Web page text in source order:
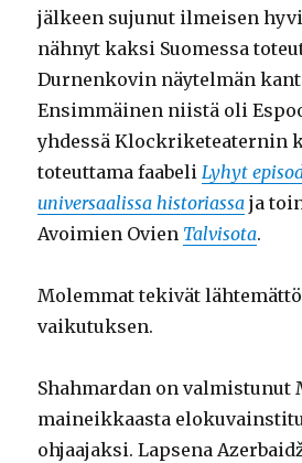
jälkeen sujunut ilmeisen
nähnyt kaksi Suomessa
Durnenkovin näytelmän
Ensimmäinen niistä oli
yhdessä Klockriketeaternin
toteuttama faabeliLyhyt
universaalissa historiassa ja
Avoimien Ovien Talvisota.
Molemmat tekivät
vaikutuksen.
Shahmardan on valmistunut
maineikkaasta
ohjaajaksi. Lapsena